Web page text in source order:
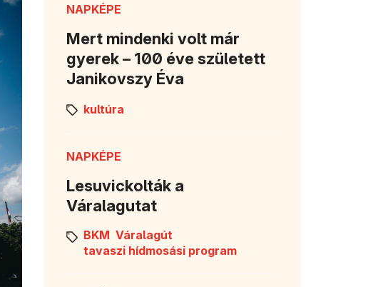
NAPKÉPE
Mert mindenki volt már
gyerek – 100 éve született
Janikovszy Éva
kultúra
NAPKÉPE
Lesuvickolták a
Váralagutat
BKM Váralagút
tavaszi hídmosási program